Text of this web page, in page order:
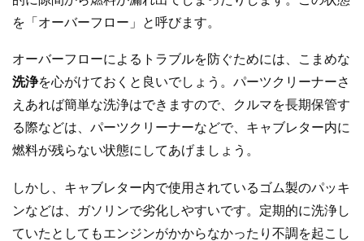
を「オーバーフロー」と呼びます。
オーバーフローによるトラブルを防ぐためには、こまめな
洗浄を心がけておくと良いでしょう。パーツクリーナーさ
えあれば簡単な洗浄はできますので、クルマを長期保管す
る際などは、パーツクリーナーなどで、キャブレター内に
燃料が残らない状態にしてあげましょう。
しかし、キャブレター内で使用されているゴム製のパッキ
ンなどは、ガソリンで劣化しやすいです。定期的に洗浄し
ていたとしてもエンジンがかからなかったり不調を起こし